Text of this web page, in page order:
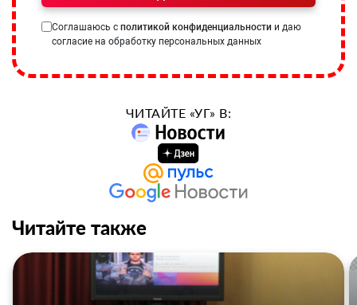
Соглашаюсь с политикой конфиденциальности и даю
согласие на обработку персональных данных
ЧИТАЙТЕ «УГ» В:
Читайте также